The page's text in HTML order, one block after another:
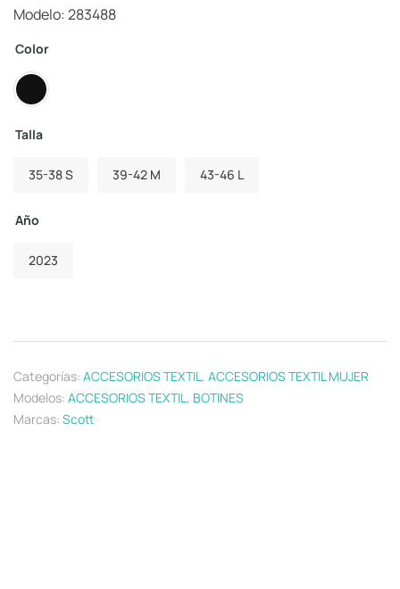
Modelo: 283488
Color
Talla
35-38 S 39-42 M 43-46 L
Año
2023
Categorías: ACCESORIOS TEXTIL , ACCESORIOS TEXTIL MUJER
Modelos: ACCESORIOS TEXTIL , BOTINES
Marcas: Scott